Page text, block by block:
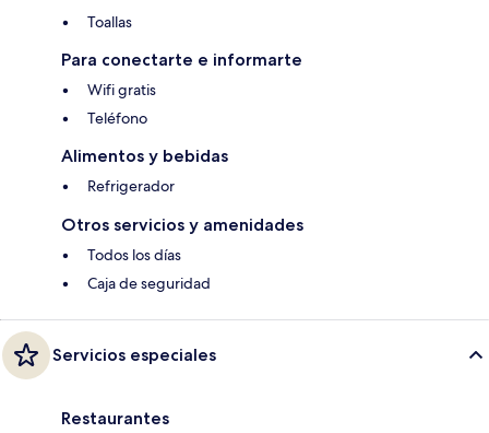
Toallas
Para conectarte e informarte
Wifi gratis
Teléfono
Alimentos y bebidas
Refrigerador
Otros servicios y amenidades
Todos los días
Caja de seguridad
Servicios especiales
Restaurantes